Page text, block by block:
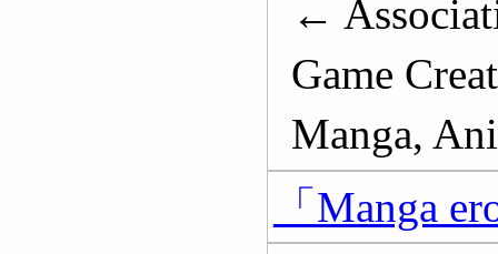
←
Game
Manga,
「Manga